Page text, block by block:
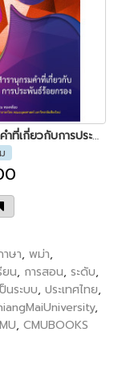
สารานุกรมคำที่เกี่ยวกับการประพันธ์ร้อยกรอง
าษา, พม่า,
ยน, การสอน, ระดับ,
นระบบ, ประเทศไทย,
,
, CMUBOOKS